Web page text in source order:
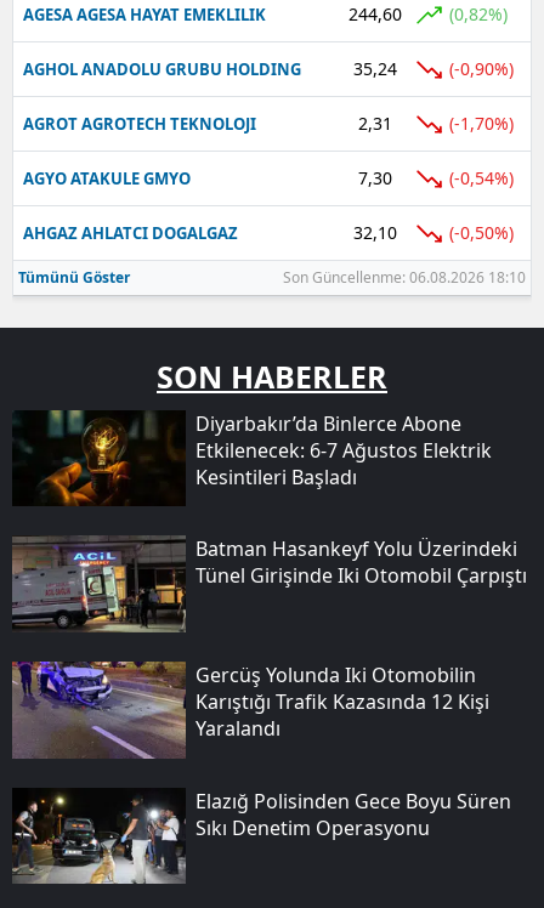
AGESA AGESA HAYAT EMEKLILIK 244,60 (0,82%)
AGHOL ANADOLU GRUBU HOLDING 35,24 (-0,90%)
AGROT AGROTECH TEKNOLOJI 2,31 (-1,70%)
AGYO ATAKULE GMYO 7,30 (-0,54%)
AHGAZ AHLATCI DOGALGAZ 32,10 (-0,50%)
Tümünü Göster Son Güncellenme: 06.08.2026 18:10
SON HABERLER
Diyarbakır’da Binlerce Abone
Etkilenecek: 6-7 Ağustos Elektrik
Kesintileri Başladı
Batman Hasankeyf Yolu Üzerindeki
Tünel Girişinde Iki Otomobil Çarpıştı
Gercüş Yolunda Iki Otomobilin
Karıştığı Trafik Kazasında 12 Kişi
Yaralandı
Elazığ Polisinden Gece Boyu Süren
Sıkı Denetim Operasyonu